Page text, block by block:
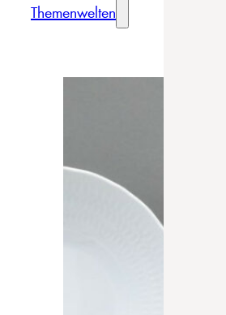
Themenwelten